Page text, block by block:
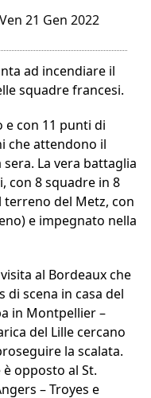
Ven 21 Gen 2022
ad incendiare il
squadre francesi.
e con 11 punti di
che attendono il
La vera battaglia
con 8 squadre in 8
terreno del Metz, con
e impegnato nella
al Bordeaux che
di scena in casa del
in Montpellier –
del Lille cercano
la scalata.
è opposto al St.
– Troyes e